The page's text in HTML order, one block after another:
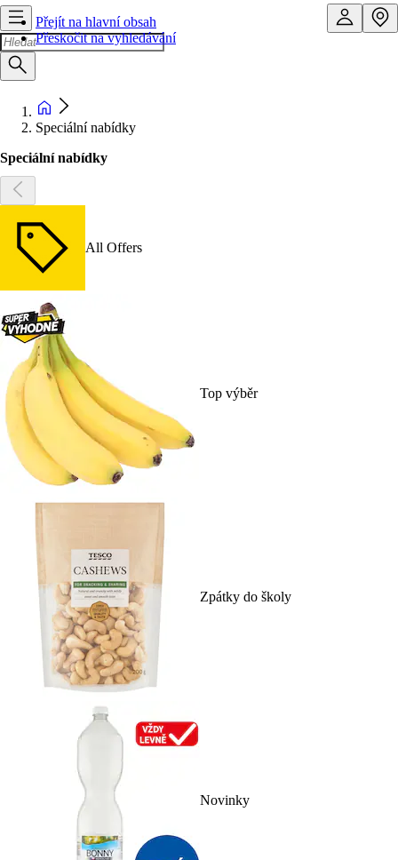
Přejít na hlavní obsah
Přeskočit na vyhledávání
Speciální nabídky
Speciální nabídky
All Offers
Top výběr
Zpátky do školy
Novinky